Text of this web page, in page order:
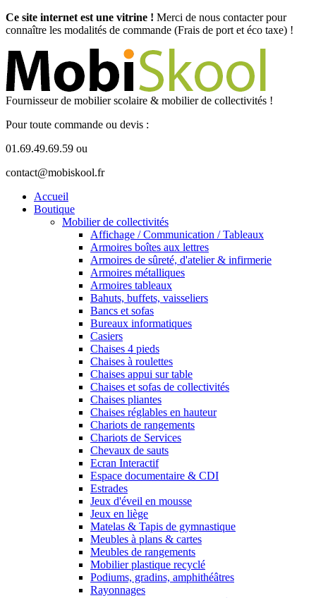
Ce site internet est une vitrine ! Merci de nous contacter pour
connaître les modalités de commande (Frais de port et éco taxe) !
Fournisseur de mobilier scolaire & mobilier de collectivités !
Pour toute commande ou devis :
01.69.49.69.59 ou
contact@mobiskool.fr
Accueil
Boutique
Mobilier de collectivités
Affichage / Communication / Tableaux
Armoires boîtes aux lettres
Armoires de sûreté, d'atelier & infirmerie
Armoires métalliques
Armoires tableaux
Bahuts, buffets, vaisseliers
Bancs et sofas
Bureaux informatiques
Casiers
Chaises 4 pieds
Chaises à roulettes
Chaises appui sur table
Chaises et sofas de collectivités
Chaises pliantes
Chaises réglables en hauteur
Chariots de rangements
Chariots de Services
Chevaux de sauts
Ecran Interactif
Espace documentaire & CDI
Estrades
Jeux d'éveil en mousse
Jeux en liège
Matelas & Tapis de gymnastique
Meubles à plans & cartes
Meubles de rangements
Mobilier plastique recyclé
Podiums, gradins, amphithéâtres
Rayonnages